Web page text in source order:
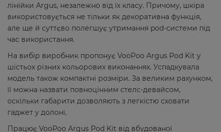
лінійки Argus, незалежно від їх класу. Причому, шкіра
використовується не тільки як декоративна функція,
але ще й суттєво полегшує утримання pod-системи під
час використання.
На вибір виробник пропонує VooPoo Argus Pod Kit у
шістьох різних кольорових виконаннях. Успадкувала
модель також компактні розміри. За великим рахунком,
її можна назвати повноцінним стелс-девайсом,
оскільки габарити дозволяють з легкістю сховати
гаджет у долоні.
Працює VooPoo Argus Pod Kit від вбудованої